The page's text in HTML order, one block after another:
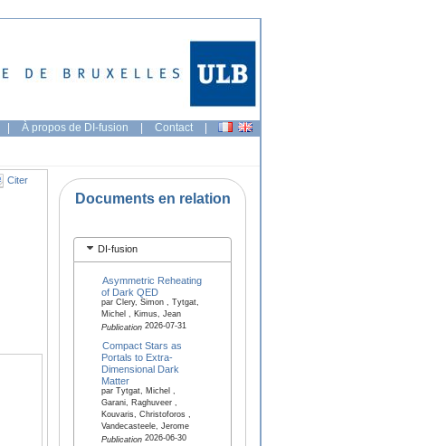
| À propos de DI-fusion | Contact |
Citer
Documents en relation
DI-fusion
Asymmetric Reheating
of Dark QED
par Clery, Simon , Tytgat,
Michel , Kimus, Jean
Publication2026-07-31
Compact Stars as
Portals to Extra-
Dimensional Dark
Matter
par Tytgat, Michel ,
Garani, Raghuveer ,
Kouvaris, Christoforos ,
Vandecasteele, Jerome
Publication2026-06-30